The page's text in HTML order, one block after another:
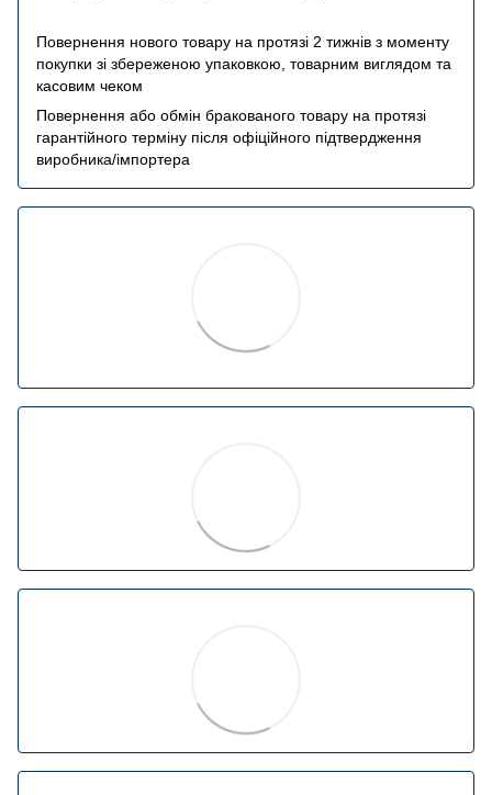
Повернення нового товару на протязі 2 тижнів з моменту
покупки зі збереженою упаковкою, товарним виглядом та
касовим чеком
Повернення або обмін бракованого товару на протязі
гарантійного терміну після офіційного підтвердження
виробника/імпортера